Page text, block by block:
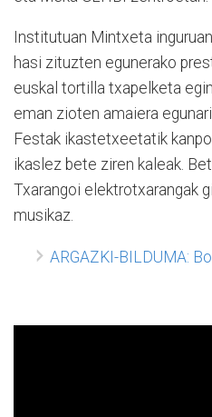
Institutuan Mintxeta
hasi zituzten egunerako
euskal tortilla txapelketa
eman zioten amaiera
Festak ikastetxeetatik
ikaslez bete ziren kaleak.
Txarangoi elektrotxarangak
musikaz.
ARGAZKI-BILDUMA: